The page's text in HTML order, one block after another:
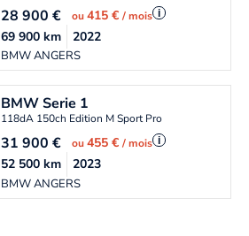
28 900€ ou415 €/ mois i
BMW ANGERS
69 900km 2022
BMWSerie 1
118dA 150ch Edition M Sport Pro
31 900€ ou455 €/ mois i
BMW ANGERS
52 500km 2023